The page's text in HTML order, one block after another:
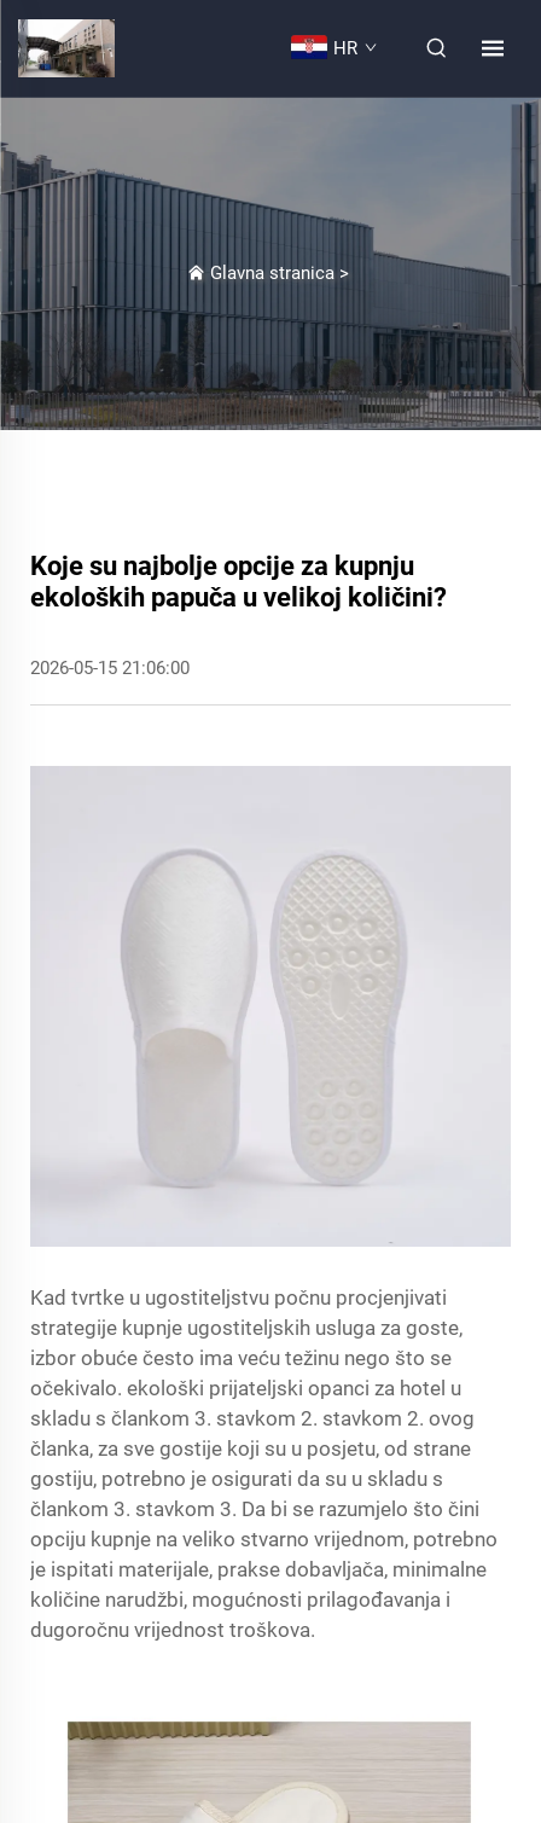
HR
Glavna stranica >
Koje su najbolje opcije za kupnju
ekoloških papuča u velikoj količini?
2026-05-15 21:06:00
Kad tvrtke u ugostiteljstvu počnu procjenjivati
strategije kupnje ugostiteljskih usluga za goste,
izbor obuće često ima veću težinu nego što se
očekivalo. ekološki prijateljski opanci za hotel u
skladu s člankom 3. stavkom 2. stavkom 2. ovog
članka, za sve gostije koji su u posjetu, od strane
gostiju, potrebno je osigurati da su u skladu s
člankom 3. stavkom 3. Da bi se razumjelo što čini
opciju kupnje na veliko stvarno vrijednom, potrebno
je ispitati materijale, prakse dobavljača, minimalne
količine narudžbi, mogućnosti prilagođavanja i
dugoročnu vrijednost troškova.